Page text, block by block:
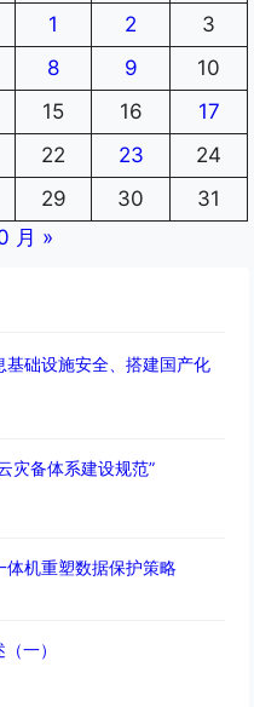
1
2
3
8 9
10
15 16
17
22 23
24
29 30
31
月 »
基础设施安全、搭建国产化
灾备体系建设规范”
体机重塑数据保护策略
一）